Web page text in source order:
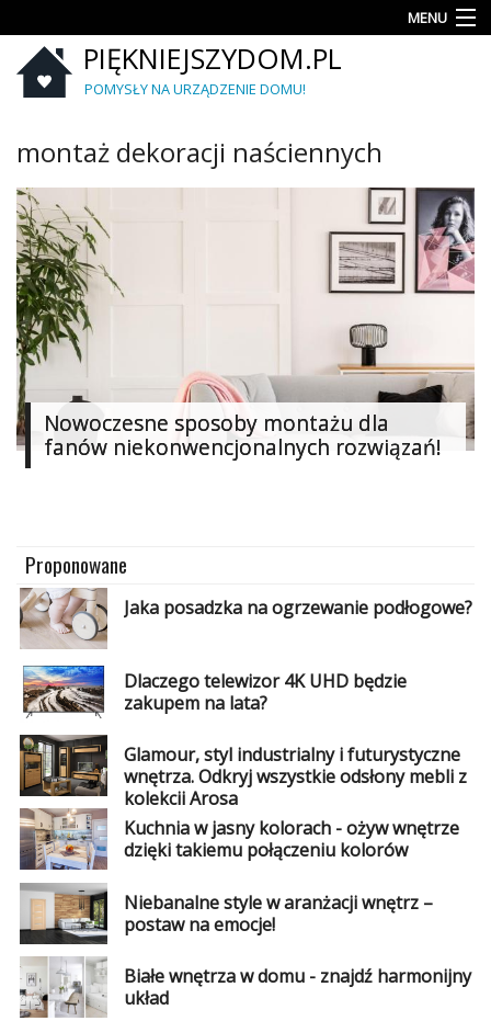
MENU
Aranżacje
wnętrz
Sypialnia
Salon
Zrób
to
sam
Ogród
gadżety
Pokój
dziecięcy
Przedpokój
Najlepsze
Kategorie
Dodaj
«
Dodaj
Dodaj
Dodaj
artykuł
Dodaj
galerię
PIĘKNIEJSZYDOM.PL
POMYSŁY NA URZĄDZENIE DOMU!
montaż dekoracji naściennych
Nowoczesne sposoby montażu dla
fanów niekonwencjonalnych rozwiązań!
Proponowane
Jaka posadzka na ogrzewanie podłogowe?
Dlaczego telewizor 4K UHD będzie
zakupem na lata?
Glamour, styl industrialny i futurystyczne
wnętrza. Odkryj wszystkie odsłony mebli z
kolekcji Arosa
Kuchnia w jasny kolorach - ożyw wnętrze
dzięki takiemu połączeniu kolorów
Niebanalne style w aranżacji wnętrz –
postaw na emocje!
Białe wnętrza w domu - znajdź harmonijny
układ